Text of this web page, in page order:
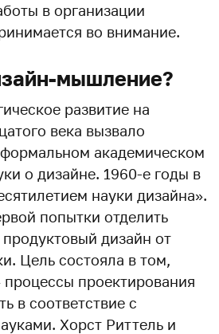
в организации
во внимание.
мышление?
развитие на
века вызвало
академическом
о дизайне. 1960-е годы в
науки дизайна».
попытки отделить
дизайн от
Цель состояла в том,
процессы проектирования
в соответствие с
Хорст Риттель и